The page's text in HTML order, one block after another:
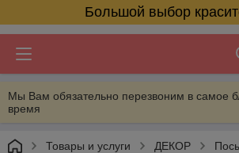
Большой выбор
Мы Вам обязательно перезвоним в самое
время
Товары и услуги ДЕКОР